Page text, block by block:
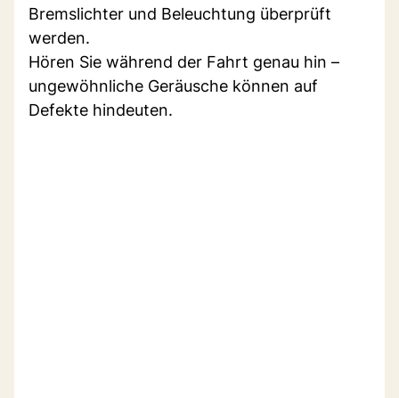
Bremslichter und Beleuchtung überprüft
werden.
Hören Sie während der Fahrt genau hin –
ungewöhnliche Geräusche können auf
Defekte hindeuten.